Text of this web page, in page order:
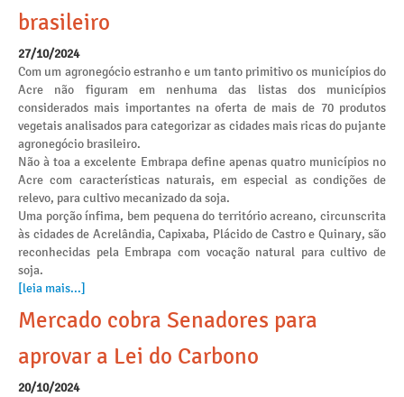
brasileiro
27/10/2024
Com um agronegócio estranho e um tanto primitivo os municípios do
Acre não figuram em nenhuma das listas dos municípios
considerados mais importantes na oferta de mais de 70 produtos
vegetais analisados para categorizar as cidades mais ricas do pujante
agronegócio brasileiro.
Não à toa a excelente Embrapa define apenas quatro municípios no
Acre com características naturais, em especial as condições de
relevo, para cultivo mecanizado da soja.
Uma porção ínfima, bem pequena do território acreano, circunscrita
às cidades de Acrelândia, Capixaba, Plácido de Castro e Quinary, são
reconhecidas pela Embrapa com vocação natural para cultivo de
soja.
[leia mais...]
Mercado cobra Senadores para
aprovar a Lei do Carbono
20/10/2024